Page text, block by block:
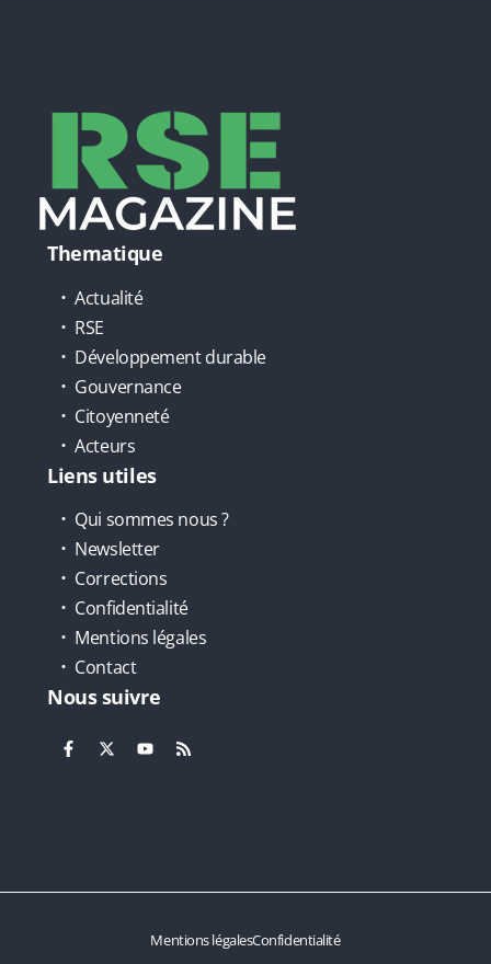
Thematique
Actualité
RSE
Développement durable
Gouvernance
Citoyenneté
Acteurs
Liens utiles
Qui sommes nous ?
Newsletter
Corrections
Confidentialité
Mentions légales
Contact
Nous suivre
Mentions légalesConfidentialité